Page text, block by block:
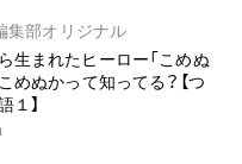
集部オリジナル
生まれたヒーロー「こめぬ
こめぬかって知ってる？【つ
１】